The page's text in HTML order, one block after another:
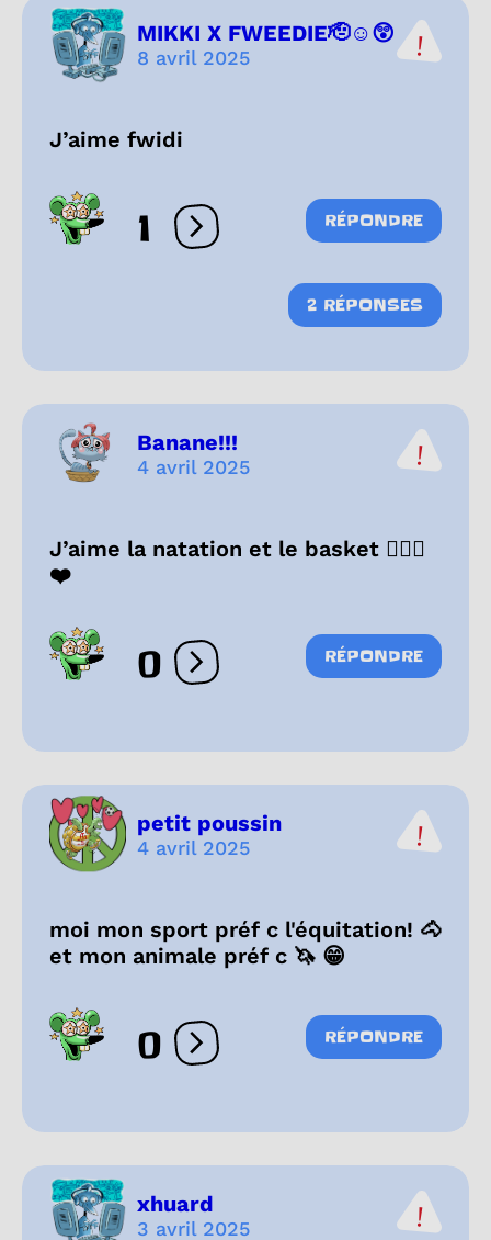
MIKKI X FWEEDIE🫡☺️😲
8 avril 2025
J’aime fwidi
1 Ouvrir les réactions
RÉPONDRE
2 RÉPONSES
Banane!!!
4 avril 2025
J’aime la natation et le basket 🏊‍♀️🏀
❤️
0 Ouvrir les réactions
RÉPONDRE
petit poussin
4 avril 2025
moi mon sport préf c l'équitation! 🐴
et mon animale préf c 🦄 😁
0 Ouvrir les réactions
RÉPONDRE
xhuard
3 avril 2025